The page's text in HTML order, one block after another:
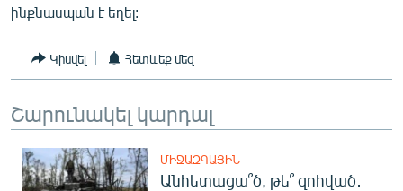
ՏՏ ԵՒ ԻՆՏԵՐՆԵՏ
ԿՈՐՈՆԱՎԻՐՈՒՍ
ԱՐԽԻՎ
ՏԵՍԱՆՅՈՒԹԵՐ
ԲԱՆԱՎԵՃ
ՁԳՏԵԼՈՎ ԼԱՎԱԳՈՒՅՆԻՆ
ինքնասպան է եղել:
Կիսվել Հետևեք մեզ
Շարունակել կարդալ
ՄԻՋԱԶԳԱՅԻՆ
Անհետացա՞ծ, թե՞ զոհված․